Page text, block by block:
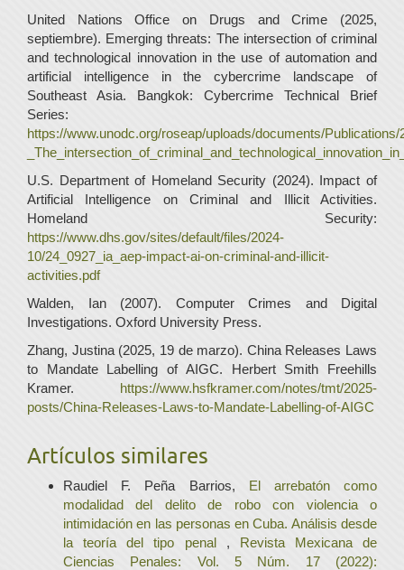
United Nations Office on Drugs and Crime (2025,
septiembre). Emerging threats: The intersection of criminal
and technological innovation in the use of automation and
artificial intelligence in the cybercrime landscape of
Southeast Asia. Bangkok: Cybercrime Technical Brief
Series:
https://www.unodc.org/roseap/uploads/documents/
U.S. Department of Homeland Security (2024). Impact of
Artificial Intelligence on Criminal and Illicit Activities.
Homeland Security:
https://www.dhs.gov/sites/default/files/2024-
10/24_0927_ia_aep-impact-ai-on-criminal-and-illicit-
activities.pdf
Walden, Ian (2007). Computer Crimes and Digital
Investigations. Oxford University Press.
Zhang, Justina (2025, 19 de marzo). China Releases Laws
to Mandate Labelling of AIGC. Herbert Smith Freehills
Kramer. https://www.hsfkramer.com/notes/tmt/2025-
posts/China-Releases-Laws-to-Mandate-Labelling-of-AIGC
Artículos similares
Raudiel F. Peña Barrios, El arrebatón como
modalidad del delito de robo con violencia o
intimidación en las personas en Cuba. Análisis desde
la teoría del tipo penal , Revista Mexicana de
Ciencias Penales: Vol. 5 Núm. 17 (2022):